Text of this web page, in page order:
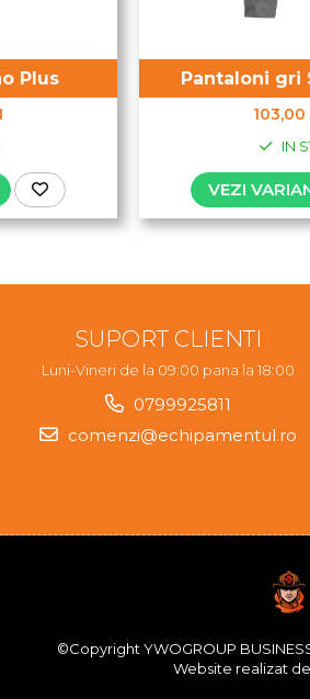
Plus Pantaloni gri
103,00
IN
VEZI
SUPORT CLIENTI
Luni-Vineri de la 09:00 pana la 18:00
0799925811
comenzi@echipamentul.ro
©Copyright YWOGROUP
Website realizat de